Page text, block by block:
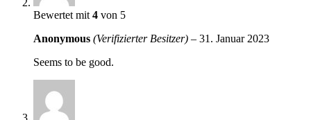
Bewertet mit 4 von 5
Anonymous (Verifizierter Besitzer) – 31. Januar 2023
Seems to be good.